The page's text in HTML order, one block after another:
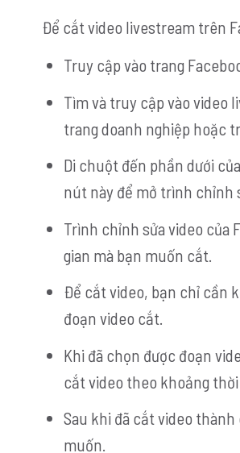
Để cắt video livestream trên
Truy cập vào trang
Tìm và truy cập vào video
trang doanh nghiệp hoặc
Di chuột đến phần dưới
nút này để mở trình chỉnh
Trình chỉnh sửa video của
gian mà bạn muốn cắt.
Để cắt video, bạn chỉ cần
đoạn video cắt.
Khi đã chọn được đoạn
cắt video theo khoảng thời
Sau khi đã cắt video
muốn.